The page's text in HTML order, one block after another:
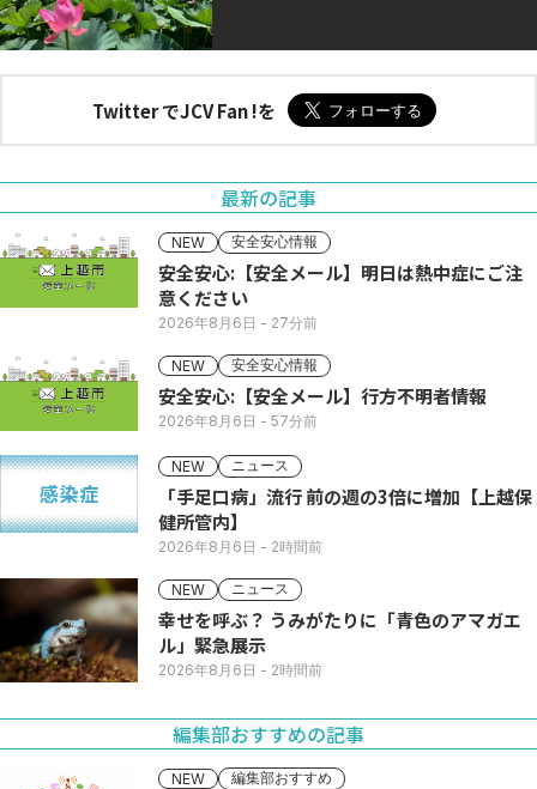
Twitter でJCV Fan !を
最新の記事
NEW 安全安心情報
安全安心:【安全メール】明日は熱中症にご注
意ください
2026年8月6日 - 27分前
NEW 安全安心情報
安全安心:【安全メール】行方不明者情報
2026年8月6日 - 57分前
NEW ニュース
「手足口病」流行 前の週の3倍に増加【上越保
健所管内】
2026年8月6日 - 2時間前
NEW ニュース
幸せを呼ぶ？ うみがたりに「青色のアマガエ
ル」緊急展示
2026年8月6日 - 2時間前
編集部おすすめの記事
NEW 編集部おすすめ